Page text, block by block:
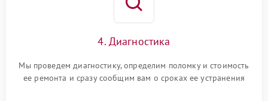
4. Диагностика
Мы проведем диагностику, определим поломку и стоимость
ее ремонта и сразу сообщим вам о сроках ее устранения